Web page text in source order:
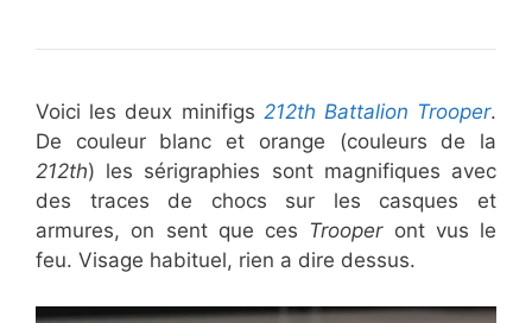
Voici les deux minifigs 212th Battalion Trooper.
De couleur blanc et orange (couleurs de la
212th) les sérigraphies sont magnifiques avec
des traces de chocs sur les casques et
armures, on sent que ces Trooperont vus le
feu. Visage habituel, rien a dire dessus.